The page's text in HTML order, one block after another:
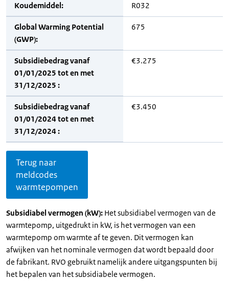
Koudemiddel: R032
Global Warming Potential
(GWP):
675
Subsidiebedrag vanaf
01/01/2025 tot en met
31/12/2025 :
€3.275
Subsidiebedrag vanaf
01/01/2024 tot en met
31/12/2024 :
€3.450
Terug naar
meldcodes
warmtepompen
Subsidiabel vermogen (kW): Het subsidiabel vermogen van de
warmtepomp, uitgedrukt in kW, is het vermogen van een
warmtepomp om warmte af te geven. Dit vermogen kan
afwijken van het nominale vermogen dat wordt bepaald door
de fabrikant. RVO gebruikt namelijk andere uitgangspunten bij
het bepalen van het subsidiabele vermogen.